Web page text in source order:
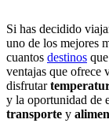
Si has decidido
uno de los mejores
cuantos destinos
ventajas que ofrece
disfrutar
y la oportunidad de
transporte y